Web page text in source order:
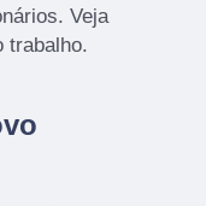
Veja
trabalho.